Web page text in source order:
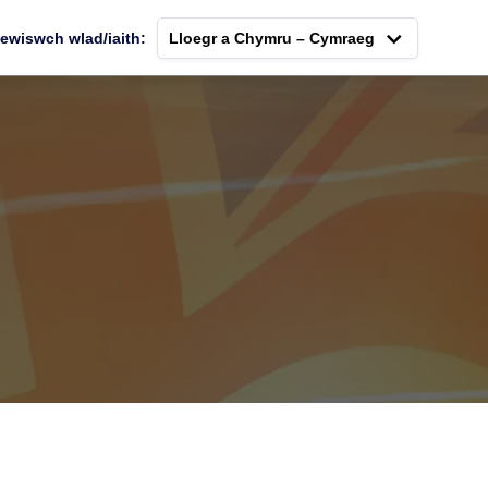
wlad/iaith: Lloegr a Chymru – Cymraeg